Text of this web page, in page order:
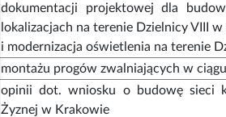
dokumentacji projektowej dla
lokalizacjach na terenie Dzielnicy VIII
i modernizacja oświetlenia na terenie
montażu progów zwalniających w
opinii dot. wniosku o budowę sieci
Żyznej w Krakowie